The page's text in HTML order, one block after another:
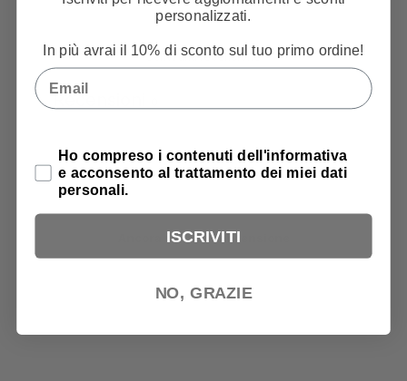
Scrivi una recensione
Recensioni
Ancora nessuna recensione
personalizzati.
In più avrai il 10% di sconto sul tuo primo ordine!
Email
Privacy Policy
Ho compreso i contenuti dell'informativa
e acconsento al trattamento dei miei dati
personali.
ISCRIVITI
NO, GRAZIE